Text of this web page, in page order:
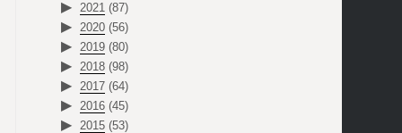
2021 (87)
2020 (56)
2019 (80)
2018 (98)
2017 (64)
2016 (45)
2015 (53)